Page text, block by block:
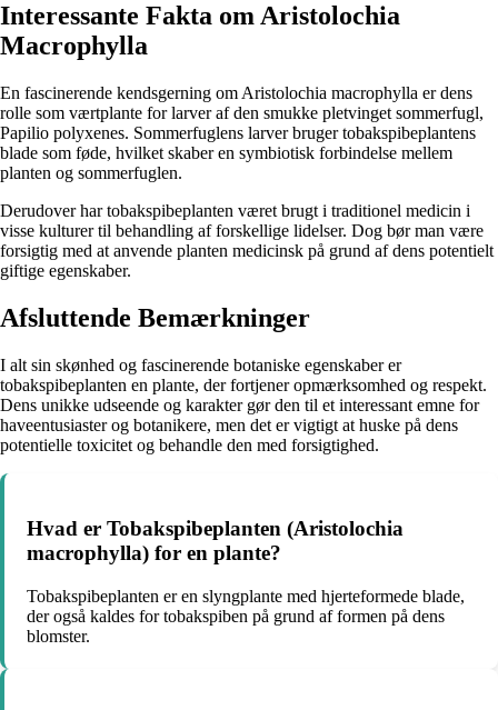
Interessante Fakta om Aristolochia
Macrophylla
En fascinerende kendsgerning om Aristolochia macrophylla er dens
rolle som værtplante for larver af den smukke pletvinget sommerfugl,
Papilio polyxenes. Sommerfuglens larver bruger tobakspibeplantens
blade som føde, hvilket skaber en symbiotisk forbindelse mellem
planten og sommerfuglen.
Derudover har tobakspibeplanten været brugt i traditionel medicin i
visse kulturer til behandling af forskellige lidelser. Dog bør man være
forsigtig med at anvende planten medicinsk på grund af dens potentielt
giftige egenskaber.
Afsluttende Bemærkninger
I alt sin skønhed og fascinerende botaniske egenskaber er
tobakspibeplanten en plante, der fortjener opmærksomhed og respekt.
Dens unikke udseende og karakter gør den til et interessant emne for
haveentusiaster og botanikere, men det er vigtigt at huske på dens
potentielle toxicitet og behandle den med forsigtighed.
Hvad er Tobakspibeplanten (Aristolochia
macrophylla) for en plante?
Tobakspibeplanten er en slyngplante med hjerteformede blade,
der også kaldes for tobakspiben på grund af formen på dens
blomster.